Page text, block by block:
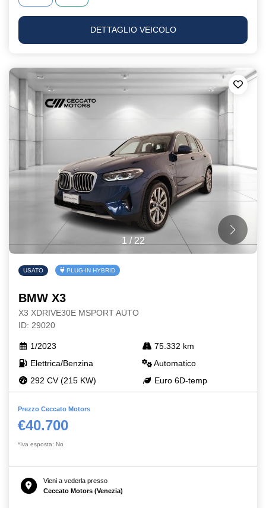
DETTAGLIO VEICOLO
1 / 22
USATO PLUG-IN HYBRID
BMW X3
X3 XDRIVE30E MSPORT AUTO
ID: 29020
1/2023
75.332 km
Elettrica/Benzina
Automatico
292 CV (215 KW)
Euro 6D-temp
Prezzo Ceccato Motors
€40.700
*Iva esposta: No
Vieni a vederla presso
Ceccato Motors (Venezia)